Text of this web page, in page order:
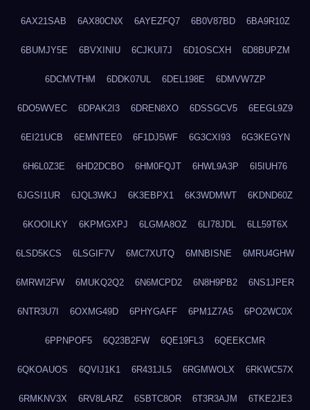
6AX21SAB 6AX80CNX 6AYEZFQ7 6B0V87BD 6BA9R10Z
6BUMJY5E 6BVXINIU 6CJKUI7J 6D1OSCXH 6D8BUPZM
6DCMVTHM 6DDK07UL 6DEL198E 6DMVW7ZP
6DO5WVEC 6DPAK2I3 6DREN8XO 6DSSGCV5 6EEGL9Z9
6EI21UCB 6EMNTEE0 6F1DJ5WF 6G3CXI93 6G3KEGYN
6H6L0Z3E 6HD2DCBO 6HM0FQJT 6HWL9A3P 6I5IUH76
6JGSI1UR 6JQL3WKJ 6K3EBPX1 6K3WDMWT 6KDND60Z
6KOOILKY 6KPMGXPJ 6LGMA8OZ 6LI78JDL 6LL59T6X
6LSD5KCS 6LSGIF7V 6MC7XUTQ 6MNBISNE 6MRU4GHW
6MRWI2FW 6MUKQ2Q2 6N6MCPD2 6N8H9PB2 6NS1JPER
6NTR3U7I 6OXMG49D 6PHYGAFF 6PM1Z7A5 6PO2WC0X
6PPNPOF5 6Q23B2FW 6QE19FL3 6QEEKCMR
6QKOAUOS 6QVIJ1K1 6R431JL5 6RGMWOLX 6RKWC57X
6RMKNV3X 6RV8LARZ 6SBTC8OR 6T3R3AJM 6TKE2JE3